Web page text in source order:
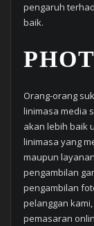
pengaruh
baik.
Orang-orang
linimasa media
akan lebih baik
linimasa yang
maupun
pengambilan
pengambilan
pelanggan
pemasaran